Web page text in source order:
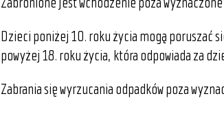
Zabronione jest wchodzenie poza
Dzieci poniżej 10. roku życia mogą poruszać
powyżej 18. roku życia, która odpowiada za
Zabrania się wyrzucania odpadków poza